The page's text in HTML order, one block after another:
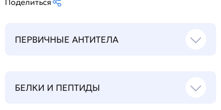
ПЕРВИЧНЫЕ АНТИТЕЛА
БЕЛКИ И ПЕПТИДЫ